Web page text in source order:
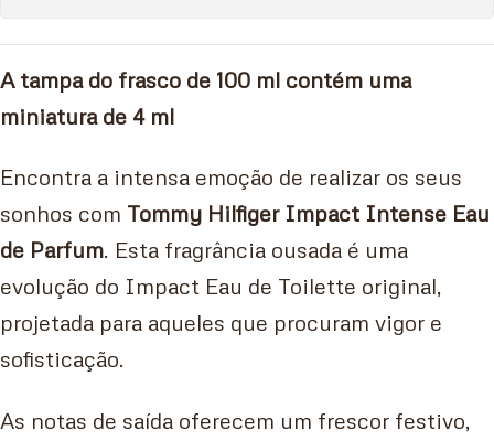
A tampa do frasco de 100 ml contém uma
miniatura de 4 ml
Encontra a intensa emoção de realizar os seus
sonhos com Tommy Hilfiger Impact Intense Eau
de Parfum. Esta fragrância ousada é uma
evolução do Impact Eau de Toilette original,
projetada para aqueles que procuram vigor e
sofisticação.
As notas de saída oferecem um frescor festivo,